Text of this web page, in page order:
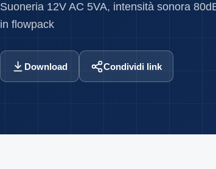
Suoneria 12V AC 5VA, intensità sonora
in flowpack
Download Condividi link